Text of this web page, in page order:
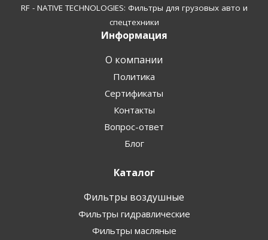
RF - NATIVE TECHNOLOGIES: Фильтры для грузовых авто и
спецтехники
Информация
О компании
Политика
Сертификаты
Контакты
Вопрос-ответ
Блог
Каталог
Фильтры воздушные
Фильтры гидравлические
Фильтры масляные